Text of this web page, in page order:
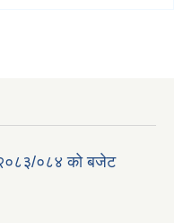
२०८३/०८४ को बजेट